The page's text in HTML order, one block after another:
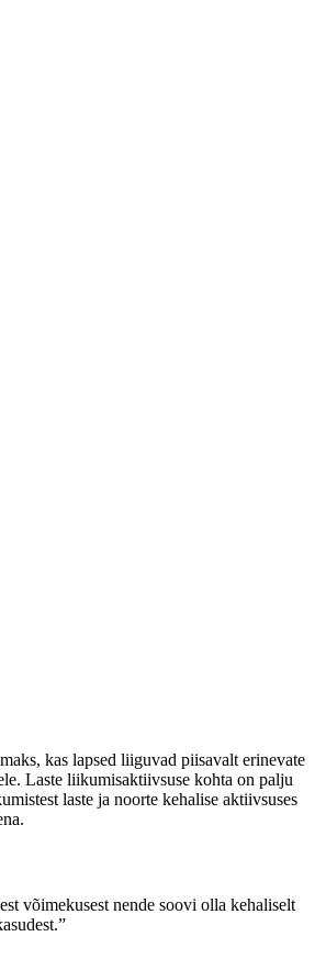
kas lapsed liiguvad piisavalt erinevate
Laste liikumisaktiivsuse kohta on palju
laste ja noorte kehalise aktiivsuses
võimekusest nende soovi olla kehaliselt